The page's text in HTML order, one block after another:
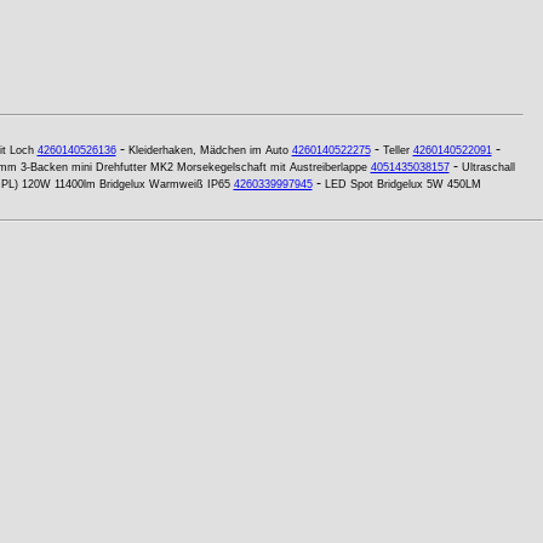
Loch 4260140526136- Kleiderhaken, Mädchen im Auto 4260140522275- Teller 4260140522091-
3-Backen mini Drehfutter MK2 Morsekegelschaft mit Austreiberlappe 4051435038157- Ultraschall
120W 11400lm Bridgelux Warmweiß IP65 4260339997945- LED Spot Bridgelux 5W 450LM